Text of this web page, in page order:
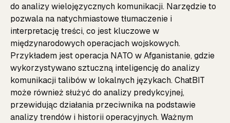
do analizy wielojęzycznych komunikacji. Narzędzie to
pozwala na natychmiastowe tłumaczenie i
interpretację treści, co jest kluczowe w
międzynarodowych operacjach wojskowych.
Przykładem jest operacja NATO w Afganistanie, gdzie
wykorzystywano sztuczną inteligencję do analizy
komunikacji talibów w lokalnych językach. ChatBIT
może również służyć do analizy predykcyjnej,
przewidując działania przeciwnika na podstawie
analizy trendów i historii operacyjnych. Ważnym